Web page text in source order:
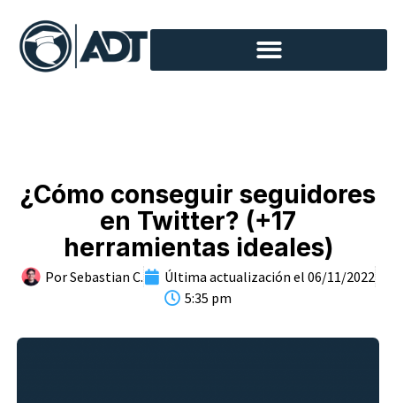
¿Cómo conseguir seguidores
en Twitter? (+17
herramientas ideales)
PorSebastian C. Última actualización el 06/11/2022
5:35 pm